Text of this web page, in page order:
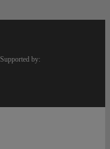
Supported by: